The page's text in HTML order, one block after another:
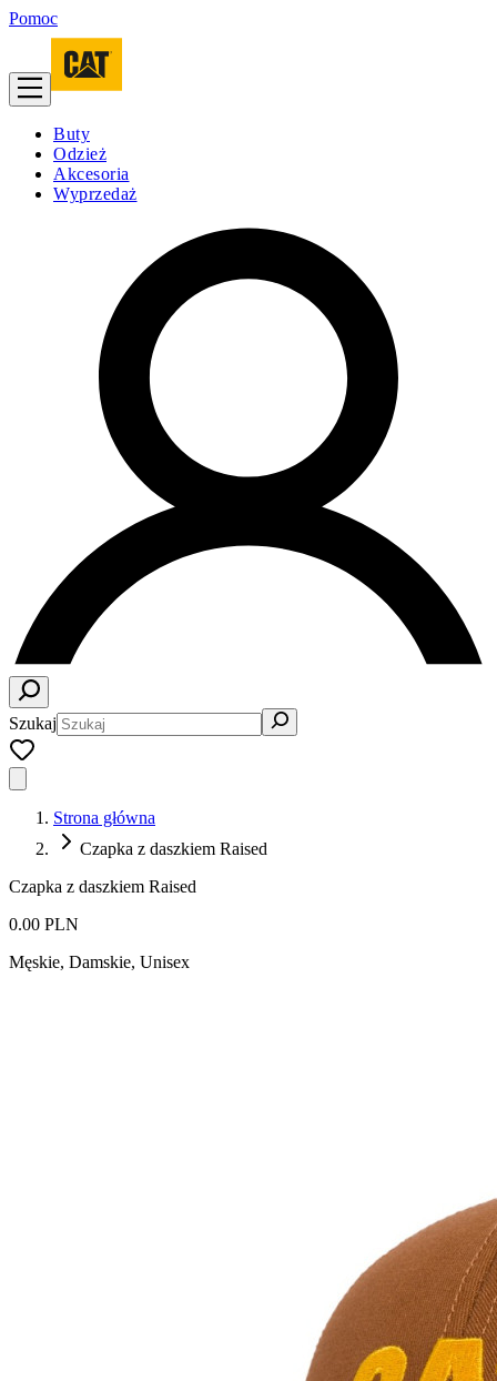
Pomoc
Buty
Odzież
Akcesoria
Wyprzedaż
Szukaj
Strona główna
Czapka z daszkiem Raised
Czapka z daszkiem Raised
0.00 PLN
Męskie, Damskie, Unisex